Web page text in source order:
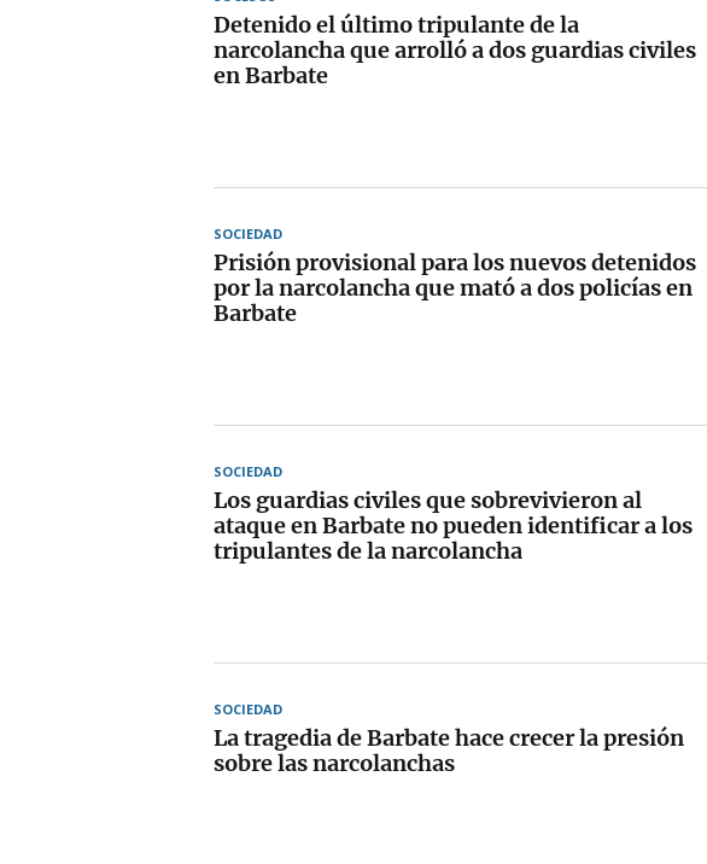
Detenido el último tripulante de la
narcolancha que arrolló a dos guardias civiles
en Barbate
SOCIEDAD
Prisión provisional para los nuevos detenidos
por la narcolancha que mató a dos policías en
Barbate
SOCIEDAD
Los guardias civiles que sobrevivieron al
ataque en Barbate no pueden identificar a los
tripulantes de la narcolancha
SOCIEDAD
La tragedia de Barbate hace crecer la presión
sobre las narcolanchas